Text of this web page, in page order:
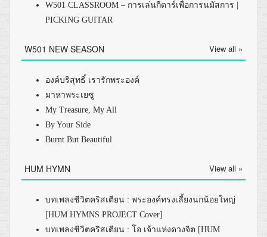
W501 CLASSROOM – การเล่นกีตาร์เพื่อการนมัสการ |
PICKING GUITAR
W501 NEW SEASON View all »
องค์บริสุทธิ์ เรารักพระองค์
มาหาพระเยซู
My Treasure, My All
By Your Side
Burnt But Beautiful
HUM HYMN View all »
บทเพลงชีวิตคริสเตียน : พระองค์ทรงเลี้ยงนกน้อยใหญ่
[HUM HYMNS PROJECT Cover]
บทเพลงชีวิตคริสเตียน : โอ เจ้าแห่งดวงจิต [HUM